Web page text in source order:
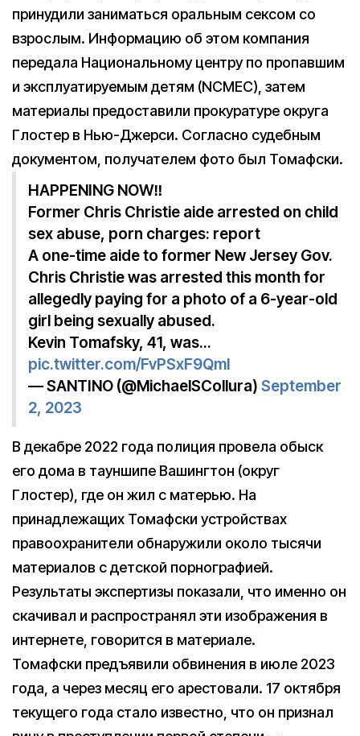
принудили заниматься оральным сексом со
взрослым. Информацию об этом компания
передала Национальному центру по пропавшим
и эксплуатируемым детям (NCMEC), затем
материалы предоставили прокуратуре округа
Глостер в Нью-Джерси. Согласно судебным
документом, получателем фото был Томафски.
HAPPENING NOW‼️
Former Chris Christie aide arrested on child
sex abuse, porn charges: report
A one-time aide to former New Jersey Gov.
Chris Christie was arrested this month for
allegedly paying for a photo of a 6-year-old
girl being sexually abused.
Kevin Tomafsky, 41, was…
pic.twitter.com/FvPSxF9QmI
— SANTINO (@MichaelSCollura) September
2, 2023
В декабре 2022 года полиция провела обыск
его дома в тауншипе Вашингтон (округ
Глостер), где он жил с матерью. На
принадлежащих Томафски устройствах
правоохранители обнаружили около тысячи
материалов с детской порнографией.
Результаты экспертизы показали, что именно он
скачивал и распространял эти изображения в
интернете, говорится в материале.
Томафски предъявили обвинения в июле 2023
года, а через месяц его арестовали. 17 октября
текущего года стало известно, что он признал